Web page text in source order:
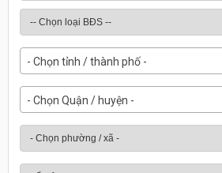
- Chọn tỉnh / thành phố -
- Chọn Quận / huyện -